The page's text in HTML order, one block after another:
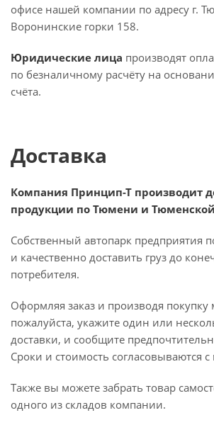
офисе нашей компании по адресу г.
Воронинские горки 158.
Юридические лица производят
по безналичному расчёту на
счёта.
Доставка
Компания Принцип-Т производит
продукции по Тюмени и
Собственный автопарк предприятия
и качественно доставить груз до
потребителя.
Оформляя заказ и производя покупку
пожалуйста, укажите один или
доставки, и сообщите
Сроки и стоимость согласовываются
Также вы можете забрать товар
одного из складов компании.